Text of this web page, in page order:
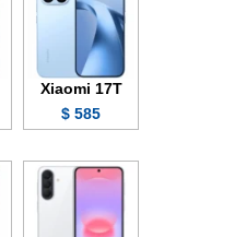
Xiaomi 17T
585 $